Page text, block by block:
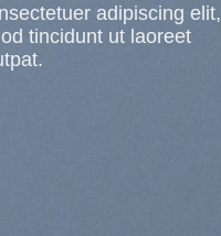
adipiscing elit,
tincidunt ut laoreet